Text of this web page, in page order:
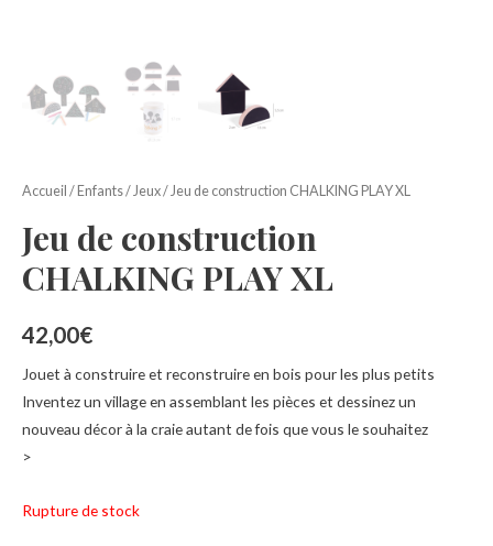
Accueil / Enfants/Jeux/ Jeu de construction CHALKING PLAY XL
Jeu de construction
CHALKING PLAY XL
42,00€
Jouet à construire et reconstruire en bois pour les plus petits
Inventez un village en assemblant les pièces et dessinez un
nouveau décor à la craie autant de fois que vous le souhaitez
>
Rupture de stock